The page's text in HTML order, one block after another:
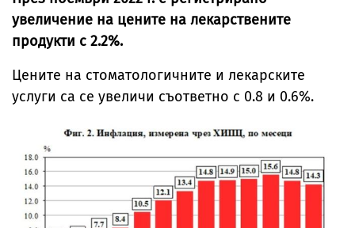
увеличение на цените на лекарствените
продукти с 2.2%.
Цените на стоматологичните и лекарските
услуги са се увеличи съответно с 0.8 и 0.6%.